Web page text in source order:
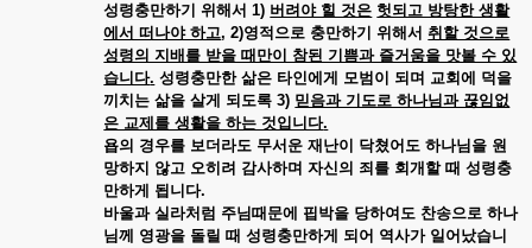
성령충만하기 위해서1) 버려야 힐 것은 헛되고 방탕한 생활
에서 떠나야 하고, 2)영적으로 충만하기 위해서취할 것으로
성령의 지배를 받을 때만이 참된 기쁨과 즐거움을 맛볼 수 있
습니다. 성령충만한 삶은 타인에게 모범이 되며 교회에 덕을
끼치는 삶을 살게 되도록 3) 믿음과 기도로 하나님과 끊임없
은 교제를 생활을 하는 것입니다.
욥의 경우를 보더라도 무서운 재난이 닥쳤어도 하나님을 원
망하지 않고 오히려 감사하며 자신의 죄를 회개할 때 성령충
만하게 됩니다.
바울과 실라처럼 주님때문에 핍박을 당하여도 찬송으로 하나
님께 영광을 돌릴 때 성령충만하게 되어 역사가 일어났습니